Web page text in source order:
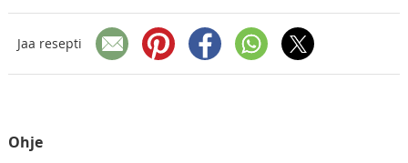
Jaa resepti
Ohje